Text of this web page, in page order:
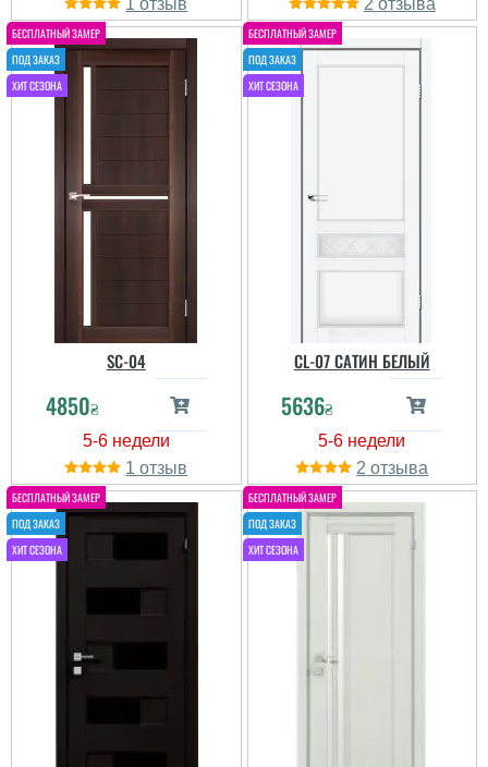
1
Владимир
читати всі відгуки
2
SC-04
4850₴
1
CL-07 САТИН БЕЛЫЙ
5636₴
2